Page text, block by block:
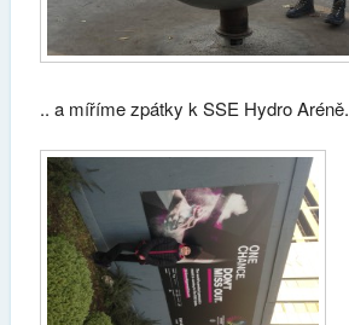
.. a míříme zpátky k SSE Hydro Aréně.